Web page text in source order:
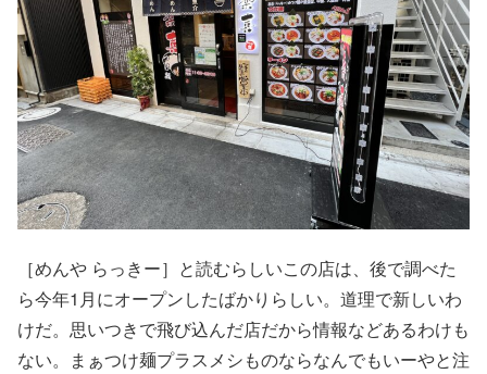
［めんや らっきー］と読むらしいこの店は、後で調べた
ら今年1月にオープンしたばかりらしい。道理で新しいわ
けだ。思いつきで飛び込んだ店だから情報などあるわけも
ない。まぁつけ麺プラスメシものならなんでもいーやと注